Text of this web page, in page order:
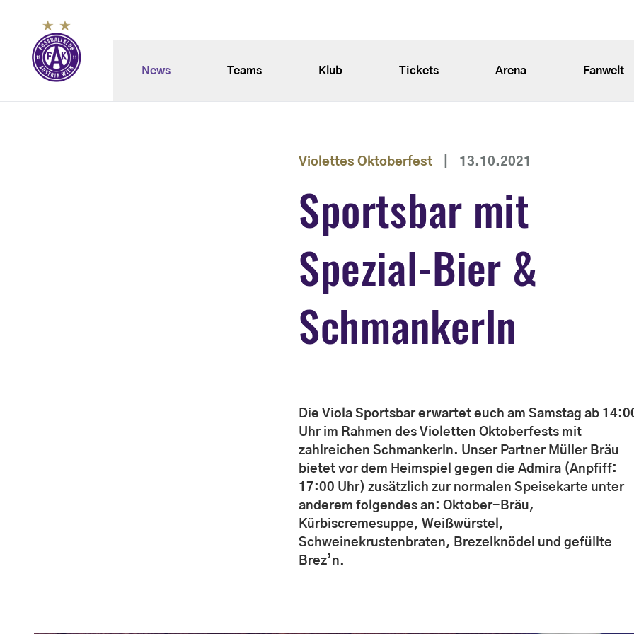
News Teams Klub Tickets Arena Fanwelt
Violettes Oktoberfest 13.10.2021
Sportsbar mit
Spezial-Bier &
Schmankerln
Die Viola Sportsbar erwartet euch am Samstag ab
Uhr im Rahmen des Violetten Oktoberfests mit
zahlreichen Schmankerln. Unser Partner Müller Bräu
bietet vor dem Heimspiel gegen die Admira (Anpfiff:
17:00 Uhr) zusätzlich zur normalen Speisekarte unter
anderem folgendes an: Oktober-Bräu,
Kürbiscremesuppe, Weißwürstel,
Schweinekrustenbraten, Brezelknödel und gefüllte
Brez’n.